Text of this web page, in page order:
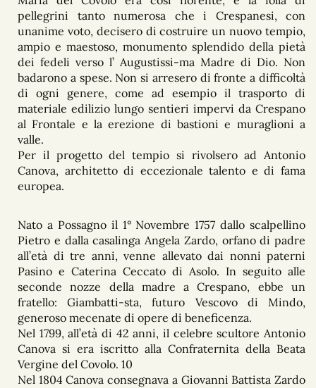
pellegrini tanto numerosa che i Crespanesi, con
unanime voto, decisero di costruire un nuovo tempio,
ampio e maestoso, monumento splendido della pietà
dei fedeli verso l’ Augustissi-ma Madre di Dio. Non
badarono a spese. Non si arresero di fronte a difficoltà
di ogni genere, come ad esempio il trasporto di
materiale edilizio lungo sentieri impervi da Crespano
al Frontale e la erezione di bastioni e muraglioni a
valle.
Per il progetto del tempio si rivolsero ad Antonio
Canova, architetto di eccezionale talento e di fama
europea.
Nato a Possagno il 1° Novembre 1757 dallo scalpellino
Pietro e dalla casalinga Angela Zardo, orfano di padre
all’età di tre anni, venne allevato dai nonni paterni
Pasino e Caterina Ceccato di Asolo. In seguito alle
seconde nozze della madre a Crespano, ebbe un
fratello: Giambatti-sta, futuro Vescovo di Mindo,
generoso mecenate di opere di beneficenza.
Nel 1799, all’età di 42 anni, il celebre scultore Antonio
Canova si era iscritto alla Confraternita della Beata
Vergine del Covolo. 10
Nel 1804 Canova consegnava a Giovanni Battista Zardo